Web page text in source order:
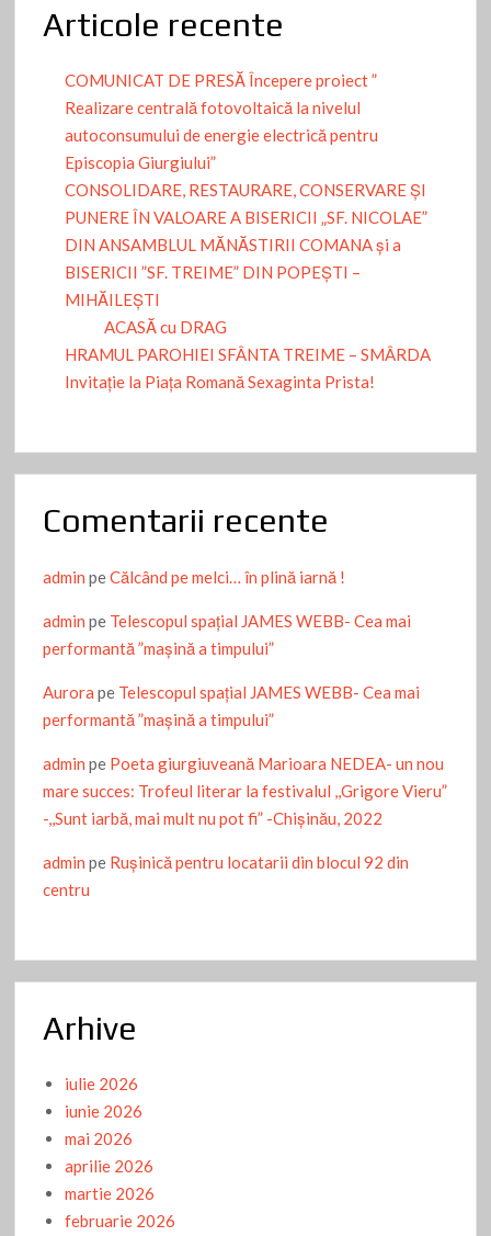
Articole recente
COMUNICAT DE PRESĂ Începere proiect ”
Realizare centrală fotovoltaică la nivelul
autoconsumului de energie electrică pentru
Episcopia Giurgiului”
CONSOLIDARE, RESTAURARE, CONSERVARE ȘI
PUNERE ÎN VALOARE A BISERICII „SF. NICOLAE”
DIN ANSAMBLUL MĂNĂSTIRII COMANA și a
BISERICII ”SF. TREIME” DIN POPEȘTI –
MIHĂILEȘTI
ACASĂ cu DRAG
HRAMUL PAROHIEI SFÂNTA TREIME – SMÂRDA
Invitație la Piața Romană Sexaginta Prista!
Comentarii recente
admin peCălcând pe melci… în plină iarnă !
admin pe Telescopul spațial JAMES WEBB- Cea mai
performantă ”mașină a timpului”
Aurora pe Telescopul spațial JAMES WEBB- Cea mai
performantă ”mașină a timpului”
admin pe Poeta giurgiuveană Marioara NEDEA- un nou
mare succes: Trofeul literar la festivalul ,,Grigore Vieru”
-,,Sunt iarbă, mai mult nu pot fi” -Chişinău, 2022
admin pe Ruşinică pentru locatarii din blocul 92 din
centru
Arhive
iulie 2026
iunie 2026
mai 2026
aprilie 2026
martie 2026
februarie 2026